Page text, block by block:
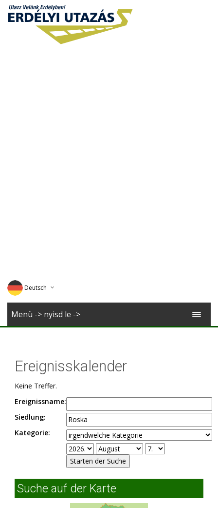
Deutsch
English
Menü -> nyisd le ->
Ereignisskalender
Keine Treffer.
Ereignissname:
Siedlung:
Kategorie:
Suche auf der Karte